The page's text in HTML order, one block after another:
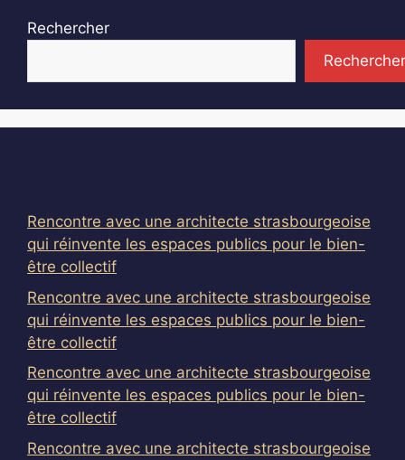
Rechercher
Rechercher
Rencontre avec une architecte strasbourgeoise
qui réinvente les espaces publics pour le bien-
être collectif
Rencontre avec une architecte strasbourgeoise
qui réinvente les espaces publics pour le bien-
être collectif
Rencontre avec une architecte strasbourgeoise
qui réinvente les espaces publics pour le bien-
être collectif
Rencontre avec une architecte strasbourgeoise